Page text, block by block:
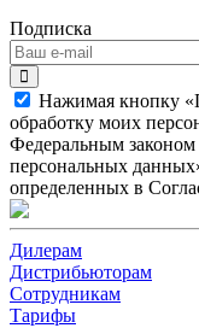
Подписка
Нажимая кнопку
обработку моих
Федеральным
персональных
определенных в
Дилерам
Дистрибьюторам
Сотрудникам
Тарифы